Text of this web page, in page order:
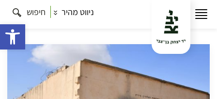
ניווט מהיר חיפוש
יצירה וחורש בלב מדבר: סיור בניר